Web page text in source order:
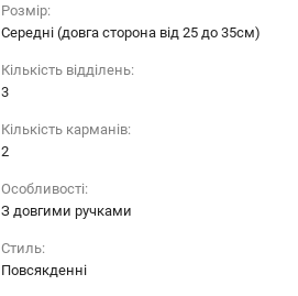
Розмір:
Середні (довга сторона від 25 до 35см)
Кількість відділень:
3
Кількість карманів:
2
Особливості:
З довгими ручками
Стиль:
Повсякденні